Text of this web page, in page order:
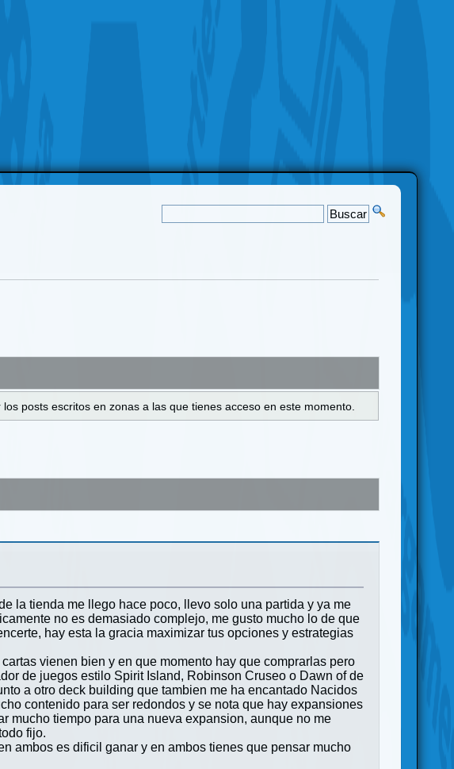
posts escritos en zonas a las que tienes acceso en este momento.
la tienda me llego hace poco, llevo solo una partida y ya me
no es demasiado complejo, me gusto mucho lo de que
hay esta la gracia maximizar tus opciones y estrategias
vienen bien y en que momento hay que comprarlas pero
de juegos estilo Spirit Island, Robinson Cruseo o Dawn of de
a otro deck building que tambien me ha encantado Nacidos
contenido para ser redondos y se nota que hay expansiones
mucho tiempo para una nueva expansion, aunque no me
fijo.
ambos es dificil ganar y en ambos tienes que pensar mucho